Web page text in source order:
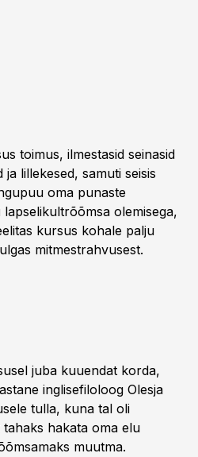
toimus, ilmestasid seinasid
lillekesed, samuti seisis
oma punaste
olemisega,
kursus kohale palju
mitmestrahvusest.
juba kuuendat korda,
inglisefiloloog Olesja
tulla, kuna tal oli
hakata oma elu
muutma.